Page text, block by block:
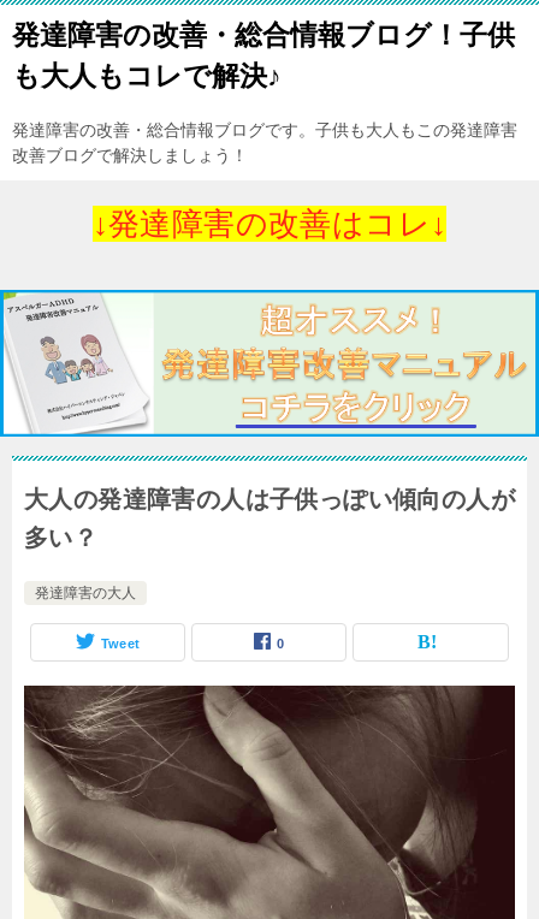
発達障害の改善・総合情報ブログ！子供
も大人もコレで解決♪
発達障害の改善・総合情報ブログです。子供も大人もこの発達障害
改善ブログで解決しましょう！
↓発達障害の改善はコレ↓
大人の発達障害の人は子供っぽい傾向の人が
多い？
発達障害の大人
Tweet 0